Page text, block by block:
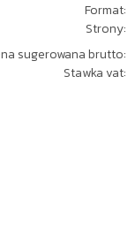
Format:
Strony:
sugerowana brutto:
Stawka vat: